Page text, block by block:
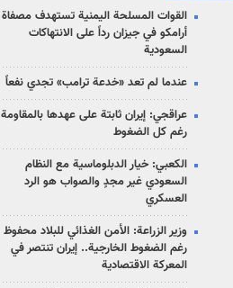
القوات المسلحة اليمنية تستهدف مصفاة
أرامكو في جيزان رداً على الانتهاكات
السعودية
عندما لم تعد «خدعة ترامب» تجدي نفعاً
عراقجي: إيران ثابتة على عهدها بالمقاومة
رغم كل الضغوط
الكعبي: خيار الدبلوماسية مع النظام
السعودي غير مجدٍ والصواب هو الرد
العسكري
وزير الزراعة: الأمن الغذائي للبلاد محفوظ
رغم الضغوط الخارجية.. إيران تنتصر في
المعركة الاقتصادية